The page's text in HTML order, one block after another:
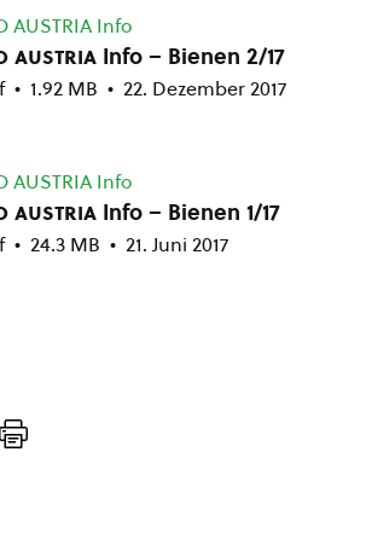
AUSTRIA Info
austria Info – Bienen 2/17
1.92 MB 22. Dezember 2017
AUSTRIA Info
austria Info – Bienen 1/17
24.3 MB 21. Juni 2017